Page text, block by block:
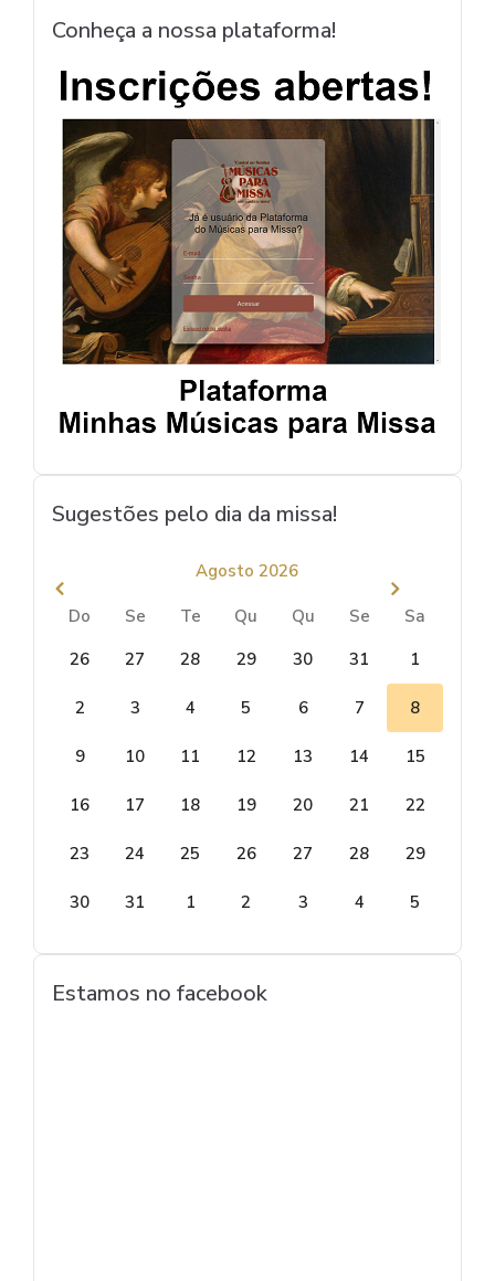
Conheça a nossa plataforma!
Sugestões pelo dia da missa!
Agosto 2026
Do Se Te Qu Qu Se
Sa
26
27 28 29 30 31 1
2 3 4 5 6 7 8
9 10 11 12 13 14 15
16 17 18 19 20 21 22
23 24 25 26 27 28 29
30 31 1 2 3 4 5
Estamos no facebook